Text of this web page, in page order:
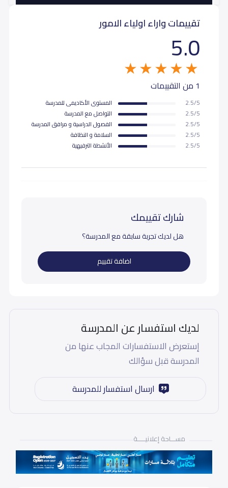
تقييمات واراء اولياء الامور
5.0
1 من التقييمات
2.5/5
المستوى اﻷكاديمى للمدرسة
2.5/5
التواصل مع المدرسة
2.5/5
الفصول الدراسية و مرافق المدرسة
2.5/5
السلامة و النظافة
2.5/5
اﻷنشطة الترفيهية
شارك تقييمك
هل لديك تجربة سابقة مع المدرسة؟
اضافة تقييم
لديك استفسار عن المدرسة
إستعرض الاستفسارات المجاب عنها من
المدرسة قبل سؤالك
ارسال استفسار للمدرسة
مســـاحة إعلانيـــــة